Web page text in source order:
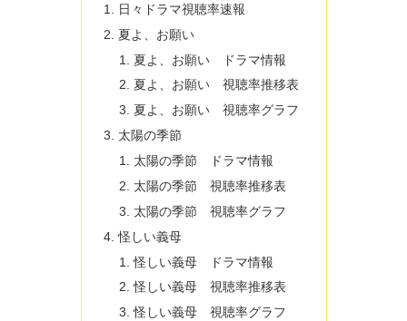
日々ドラマ視聴率速報
夏よ、お願い
夏よ、お願い ドラマ情報
夏よ、お願い 視聴率推移表
夏よ、お願い 視聴率グラフ
太陽の季節
太陽の季節 ドラマ情報
太陽の季節 視聴率推移表
太陽の季節 視聴率グラフ
怪しい義母
怪しい義母 ドラマ情報
怪しい義母 視聴率推移表
怪しい義母 視聴率グラフ